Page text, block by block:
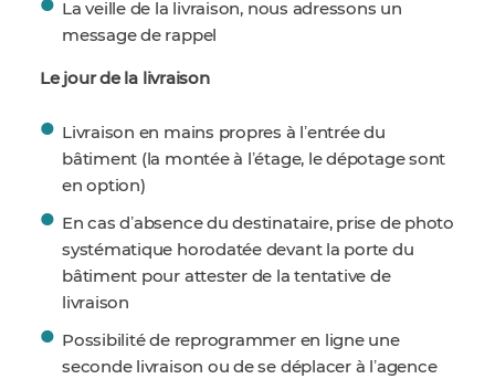
La veille de la livraison, nous adressons un
message de rappel
Le jour de la livraison
Livraison en mains propres à lʼentrée du
bâtiment (la montée à lʼétage, le dépotage sont
en option)
En cas dʼabsence du destinataire, prise de photo
systématique horodatée devant la porte du
bâtiment pour attester de la tentative de
livraison
Possibilité de reprogrammer en ligne une
seconde livraison ou de se déplacer à lʼagence